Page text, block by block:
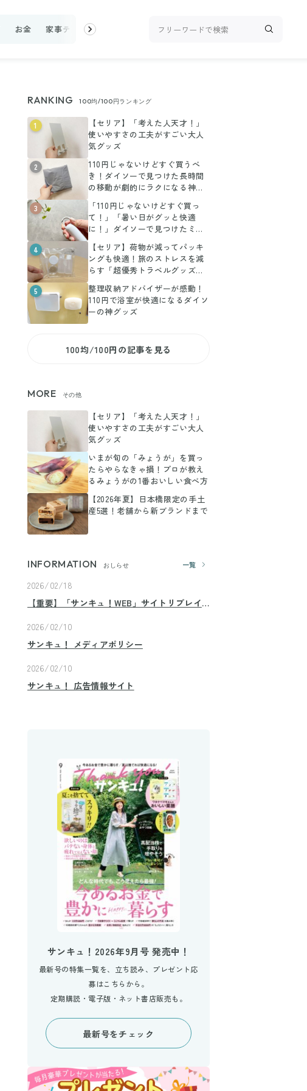
お金 家事テク 収納・片付け ビューティ 100均・雑貨
RANKING 100均/100円ランキング
1
【セリア】「考えた人天才！」
使いやすさの工夫がすごい大人
気グッズ
2
110円じゃないけどすぐ買うべ
き！ダイソーで見つけた長時間
の移動が劇的にラクになる神ア
3
「110円じゃないけどすぐ買っ
て！」「暑い日がグッと快適
に！」ダイソーで見つけたミニ
扇風機がお値段以上に大活躍
4
【セリア】荷物が減ってパッキ
ングも快適！旅のストレスを減
らす「超優秀トラベルグッズ」3
5
整理収納アドバイザーが感動！
110円で浴室が快適になるダイソ
ーの神グッズ
100均/100円の記事を見る
MORE その他
【セリア】「考えた人天才！」
使いやすさの工夫がすごい大人
気グッズ
いまが旬の「みょうが」を買っ
たらやらなきゃ損！プロが教え
るみょうがの1番おいしい食べ方
【2026年夏】日本橋限定の手土
産5選！老舗から新ブランドまで
INFORMATION おしらせ 一覧
2026/02/18
【重要】「サンキュ！WEB」サイトリプレイ
2026/02/10
サンキュ！ メディアポリシー
2026/02/10
サンキュ！ 広告情報サイト
サンキュ！2026年9月号 発売中！
最新号の特集一覧を、立ち読み、プレゼント応
募はこちらから。
定期購読・電子版・ネット書店販売も。
最新号をチェック